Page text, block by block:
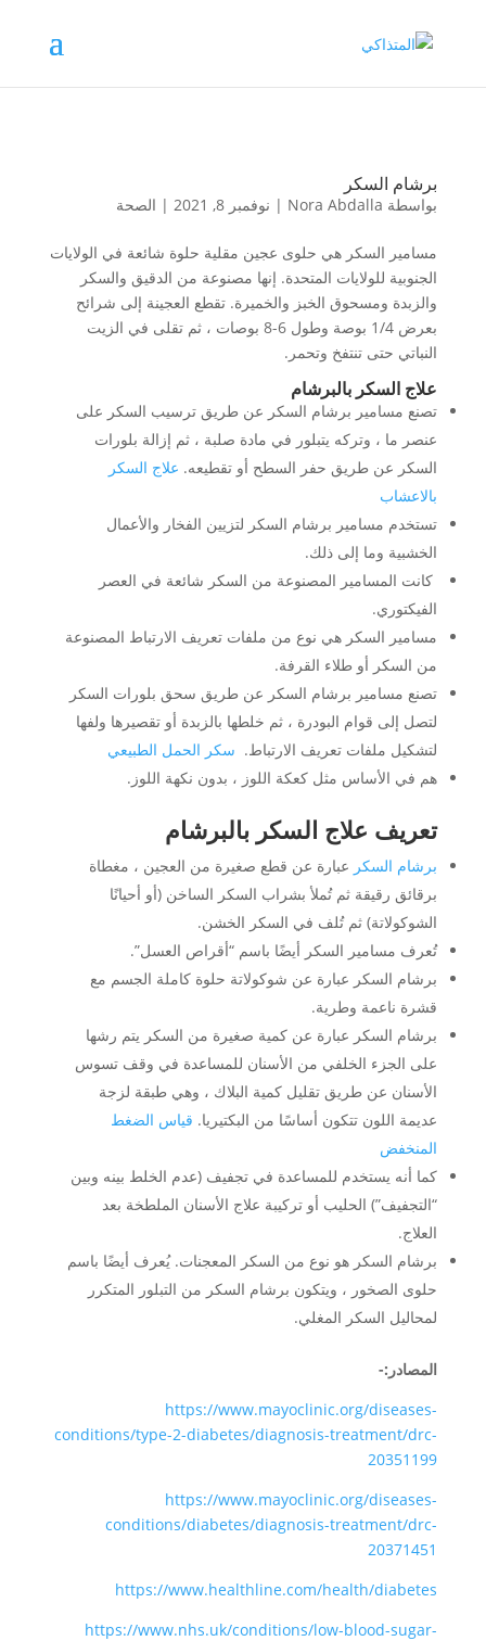
برشام السكر
بواسطة Nora Abdalla
| نوفمبر 8, 2021 | الصحة
مسامير السكر هي حلوى عجين مقلية حلوة شائعة في الولايات
الجنوبية للولايات المتحدة. إنها مصنوعة من الدقيق والسكر
والزبدة ومسحوق الخبز والخميرة. تقطع العجينة إلى شرائح
بعرض 1/4 بوصة وطول 6-8 بوصات ، ثم تقلى في الزيت
النباتي حتى تنتفخ وتحمر.
علاج السكر بالبرشام
تصنع مسامير برشام السكر عن طريق ترسيب السكر على
عنصر ما ، وتركه يتبلور في مادة صلبة ، ثم إزالة بلورات
السكر عن طريق حفر السطح أو تقطيعه. علاج السكر
بالاعشاب
تستخدم مسامير برشام السكر لتزيين الفخار والأعمال
الخشبية وما إلى ذلك.
كانت المسامير المصنوعة من السكر شائعة في العصر
الفيكتوري.
مسامير السكر هي نوع من ملفات تعريف الارتباط المصنوعة
من السكر أو طلاء القرفة.
تصنع مسامير برشام السكر عن طريق سحق بلورات السكر
لتصل إلى قوام البودرة ، ثم خلطها بالزبدة أو تقصيرها ولفها
لتشكيل ملفات تعريف الارتباط. سكر الحمل الطبيعي
هم في الأساس مثل كعكة اللوز ، بدون نكهة اللوز.
تعريف علاج السكر بالبرشام
برشام السكر عبارة عن قطع صغيرة من العجين ، مغطاة
برقائق رقيقة ثم تُملأ بشراب السكر الساخن (أو أحيانًا
الشوكولاتة) ثم تُلف في السكر الخشن.
تُعرف مسامير السكر أيضًا باسم “أقراص العسل”.
برشام السكر عبارة عن شوكولاتة حلوة كاملة الجسم مع
قشرة ناعمة وطرية.
برشام السكر عبارة عن كمية صغيرة من السكر يتم رشها
على الجزء الخلفي من الأسنان للمساعدة في وقف تسوس
الأسنان عن طريق تقليل كمية البلاك ، وهي طبقة لزجة
عديمة اللون تتكون أساسًا من البكتيريا. قياس الضغط
المنخفض
كما أنه يستخدم للمساعدة في تجفيف (عدم الخلط بينه وبين
“التجفيف”) الحليب أو تركيبة علاج الأسنان الملطخة بعد
العلاج.
برشام السكر هو نوع من السكر المعجنات. يُعرف أيضًا باسم
حلوى الصخور ، ويتكون برشام السكر من التبلور المتكرر
لمحاليل السكر المغلي.
المصادر:-
https://www.mayoclinic.org/diseases-
conditions/type-2-diabetes/diagnosis-treatment/drc-
20351199
https://www.mayoclinic.org/diseases-
conditions/diabetes/diagnosis-treatment/drc-
20371451
https://www.healthline.com/health/diabetes
https://www.nhs.uk/conditions/low-blood-sugar-